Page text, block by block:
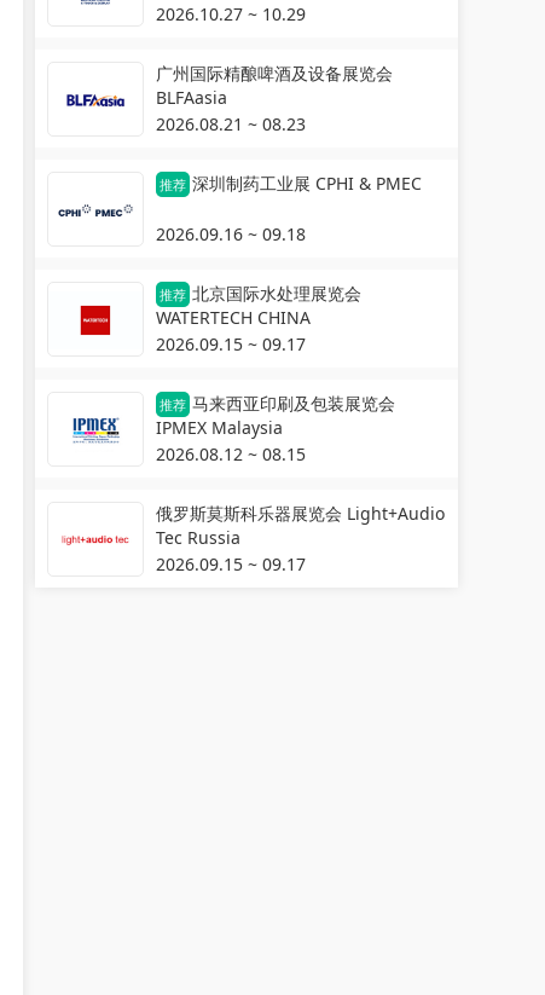
2026.10.27 ~ 10.29
广州国际精酿啤酒及设备展览会
BLFAasia
2026.08.21 ~ 08.23
推荐 深圳制药工业展 CPHI & PMEC
2026.09.16 ~ 09.18
推荐 北京国际水处理展览会
WATERTECH CHINA
2026.09.15 ~ 09.17
推荐 马来西亚印刷及包装展览会
IPMEX Malaysia
2026.08.12 ~ 08.15
俄罗斯莫斯科乐器展览会 Light+Audio
Tec Russia
2026.09.15 ~ 09.17